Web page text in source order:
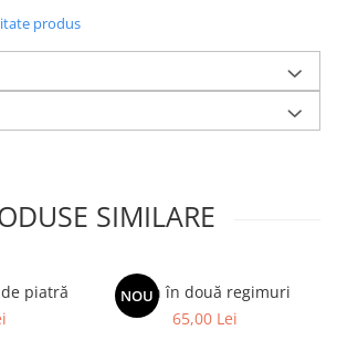
produs
SIMILARE
piatră
NOU
Spion în două regimuri
65,00 Lei